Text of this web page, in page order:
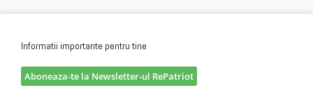
Informatii importante pentru tine
Aboneaza-te la Newsletter-ul RePatriot